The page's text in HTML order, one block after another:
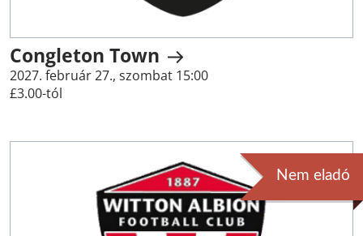
Congleton Town
2027. február 27., szombat 15:00
£3.00-tól
Nem eladó